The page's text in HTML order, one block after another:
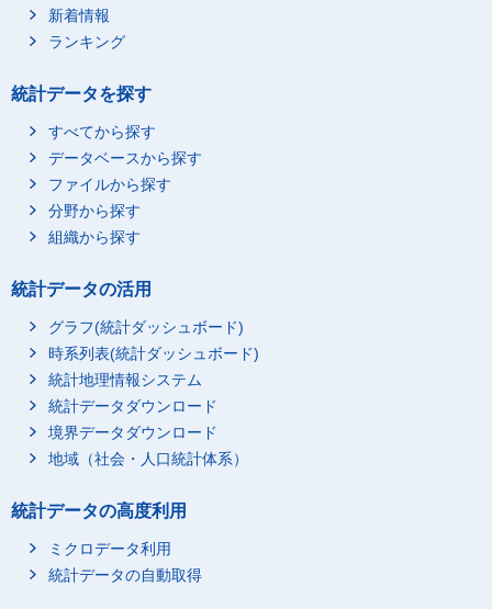
新着情報
ランキング
統計データを探す
すべてから探す
データベースから探す
ファイルから探す
分野から探す
組織から探す
統計データの活用
グラフ(統計ダッシュボード)
時系列表(統計ダッシュボード)
統計地理情報システム
統計データダウンロード
境界データダウンロード
地域（社会・人口統計体系）
統計データの高度利用
ミクロデータ利用
統計データの自動取得